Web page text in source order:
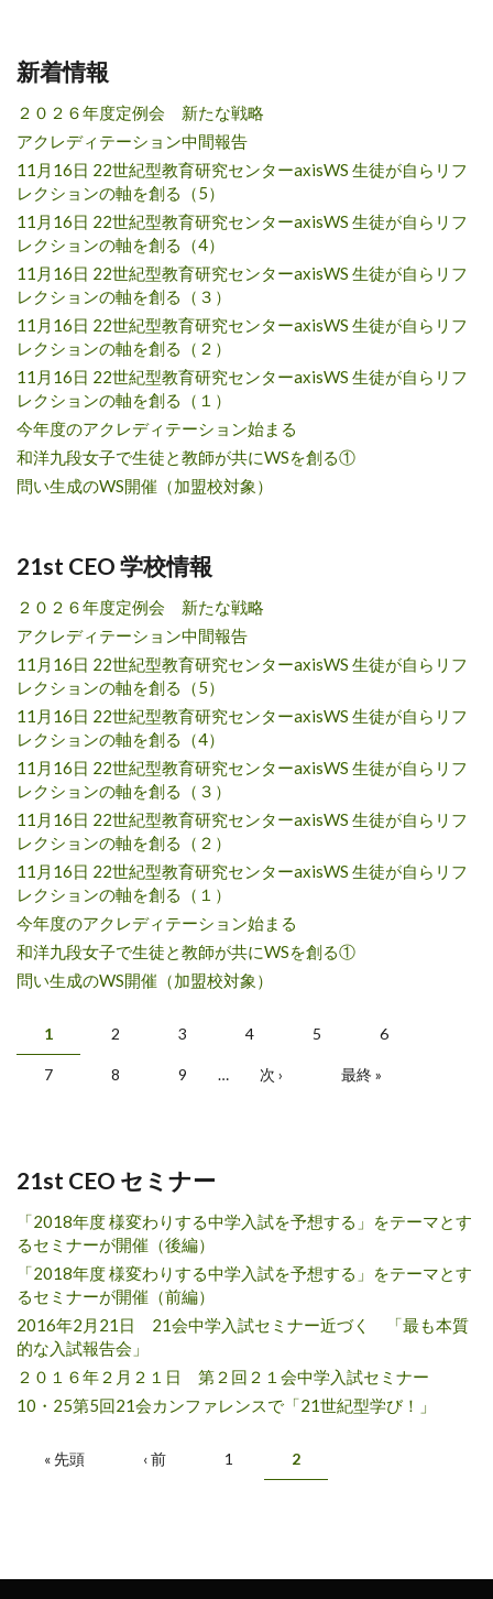
新着情報
２０２６年度定例会 新たな戦略
アクレディテーション中間報告
11月16日 22世紀型教育研究センターaxisWS 生徒が自らリフ
レクションの軸を創る（5）
11月16日 22世紀型教育研究センターaxisWS 生徒が自らリフ
レクションの軸を創る（4）
11月16日 22世紀型教育研究センターaxisWS 生徒が自らリフ
レクションの軸を創る（３）
11月16日 22世紀型教育研究センターaxisWS 生徒が自らリフ
レクションの軸を創る（２）
11月16日 22世紀型教育研究センターaxisWS 生徒が自らリフ
レクションの軸を創る（１）
今年度のアクレディテーション始まる
和洋九段女子で生徒と教師が共にWSを創る①
問い生成のWS開催（加盟校対象）
21st CEO 学校情報
２０２６年度定例会 新たな戦略
アクレディテーション中間報告
11月16日 22世紀型教育研究センターaxisWS 生徒が自らリフ
レクションの軸を創る（5）
11月16日 22世紀型教育研究センターaxisWS 生徒が自らリフ
レクションの軸を創る（4）
11月16日 22世紀型教育研究センターaxisWS 生徒が自らリフ
レクションの軸を創る（３）
11月16日 22世紀型教育研究センターaxisWS 生徒が自らリフ
レクションの軸を創る（２）
11月16日 22世紀型教育研究センターaxisWS 生徒が自らリフ
レクションの軸を創る（１）
今年度のアクレディテーション始まる
和洋九段女子で生徒と教師が共にWSを創る①
問い生成のWS開催（加盟校対象）
ページ
1 2 3 4 5 6
7 8 9 … 次 › 最終 »
21st CEO セミナー
「2018年度 様変わりする中学入試を予想する」をテーマとす
るセミナーが開催（後編）
「2018年度 様変わりする中学入試を予想する」をテーマとす
るセミナーが開催（前編）
2016年2月21日 21会中学入試セミナー近づく 「最も本質
的な入試報告会」
２０１６年２月２１日 第２回２１会中学入試セミナー
10・25第5回21会カンファレンスで「21世紀型学び！」
ページ
« 先頭 ‹ 前 1 2